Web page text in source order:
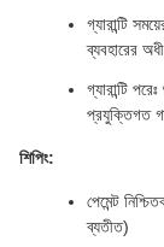
গ্যারান্টি
ব্যবহারের
গ্যারান্টি
প্রযুক্তিগত
শিপিং:
পেমেন্ট
ব্যতীত)